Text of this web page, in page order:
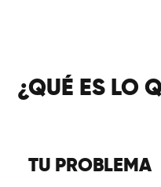
¿QUÉ ES LO
TU PROBLEMA